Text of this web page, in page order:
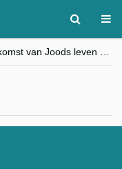
“Besnijdenisdebat toont hoe moeilijk seculiere Westen minderheden begrijpt”, Jinnih Beels (Vooruit)